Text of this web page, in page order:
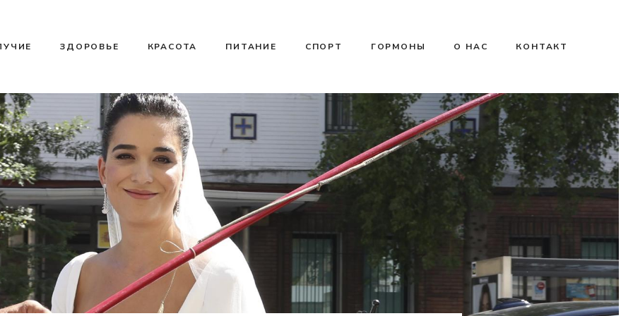
ЗДОРОВЬЕ КРАСОТА ПИТАНИЕ СПОРТ ГОРМОНЫ О НАС КОНТАКТ